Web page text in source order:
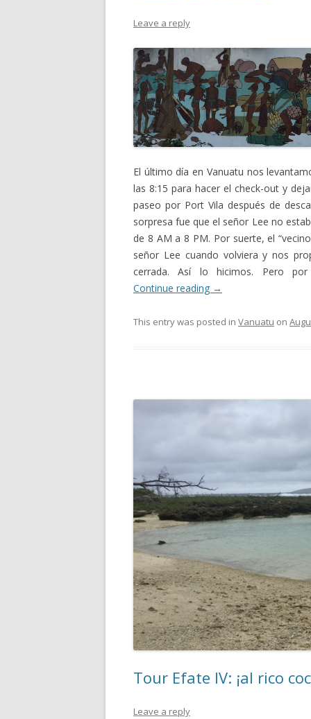
Leave a reply
El último día en Vanuatu nos
las 8:15 para hacer el check-out y
paseo por Port Vila después de
sorpresa fue que el señor Lee no
de 8 AM a 8 PM. Por suerte, el
señor Lee cuando volviera y nos
cerrada. Así lo hicimos. Pero
Continue reading →
This entry was posted in Vanuatu on
Tour Efate IV: ¡al rico
Leave a reply